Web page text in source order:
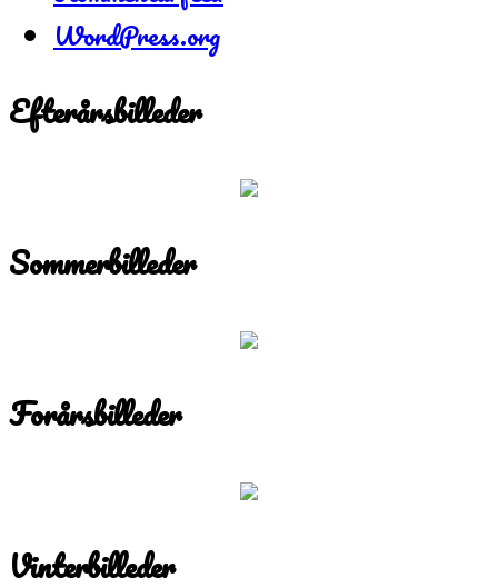
WordPress.org
Efterårsbilleder
Sommerbilleder
Forårsbilleder
Vinterbilleder